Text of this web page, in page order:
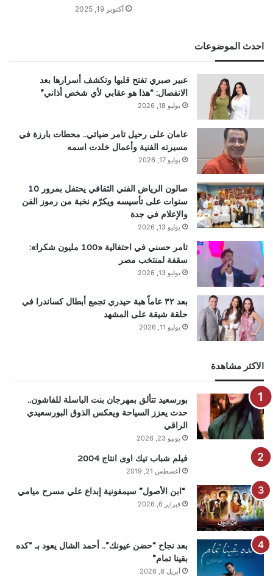
أكتوبر 19, 2025
احدث الموضوعات
عبير صبري تفتح قلبها وتكشف أسرارها بعد
الانفصال: “هذا هو عقابي لأي شخص أذاني”
يوليو 18, 2026
عامان على رحيل تامر ضيائي.. محطات بارزة في
مسيرته الفنية وأعمال خلدت اسمه
يوليو 17, 2026
صالون الرياض الفني الثقافي يحتفل بمرور 10
سنوات على تأسيسه ويكرّم نخبة من رموز الفن
والإعلام في جدة
يوليو 13, 2026
تامر حسني في احتفالية «100 مليون شكرا»:
سقفة لمنتخب مصر
يوليو 13, 2026
بعد ٣٢ عاماً هبة حيدري تجمع أبطال كساندرا في
حلقة شيقة على المشهد
يوليو 11, 2026
الاكثر مشاهدة
بورسعيد تتألق بمهرجان بنت الباسلة للفاشون..
حدث يعزز السياحة ويعكس الذوق البورسعيدي
الراقي
يونيو 23, 2026
فيلم شباب تيك اوى انتاج 2004
أغسطس 21, 2019
“ابن الأصول” سيمفونية إبداع علي مسرح ميامي
فبراير 6, 2026
بعد نجاح “حضن عيونك”.. أحمد الشال يعود بـ “كده
بقينا تمام”
أبريل 8, 2026